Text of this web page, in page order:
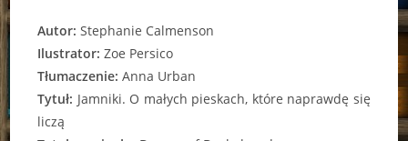
Autor: Stephanie Calmenson
Ilustrator: Zoe Persico
Tłumaczenie: Anna Urban
Tytuł: Jamniki. O małych pieskach, które naprawdę się
liczą